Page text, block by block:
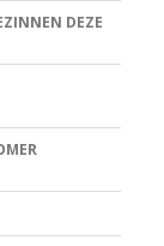
DEZE